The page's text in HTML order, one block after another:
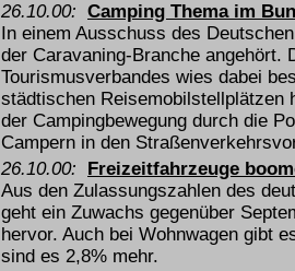
26.10.00: Camping Thema im
In einem Ausschuss des
der Caravaning-Branche angehört.
Tourismusverbandes wies dabei
städtischen Reisemobilstellplätzen
der Campingbewegung durch die
Campern in den
26.10.00:
Freizeitfahrzeuge
Aus den Zulassungszahlen des
geht ein Zuwachs gegenüber
hervor. Auch bei Wohnwagen gibt
sind es 2,8% mehr.